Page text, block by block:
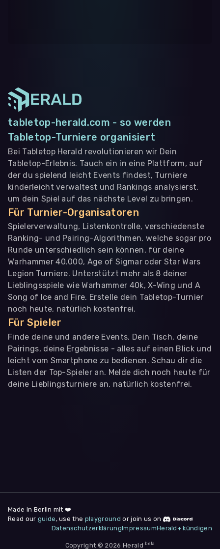
tabletop-herald.com - so werden
Tabletop-Turniere organisiert
Bei Tabletop Herald revolutionieren wir Dein
Tabletop-Erlebnis. Tauch ein in eine Plattform, auf
der du spielend leicht Events findest, Turniere
kinderleicht verwaltest und Rankings analysierst,
um dein Spiel auf das nächste Level zu bringen.
Für Turnier-Organisatoren
Spielerverwaltung, Listenkontrolle, verschiedenste
Ranking- und Pairing-Algorithmen, welche sogar pro
Runde unterschiedlich sein können, für deine
Warhammer 40.000, Age of Sigmar oder Star Wars
Legion Turniere. Unterstützt mehr als 8 deiner
Lieblingsspiele wie Warhammer 40k, X-Wing und A
Song of Ice and Fire. Erstelle dein Tabletop-Turnier
noch heute, natürlich kostenfrei.
Für Spieler
Finde deine und andere Events. Dein Tisch, deine
Pairings, deine Ergebnisse - alles auf einen Blick und
leicht vom Smartphone zu bedienen. Schau dir die
Listen der Top-Spieler an. Melde dich noch heute für
deine Lieblingsturniere an, natürlich kostenfrei.
deine Zustimmung jederzeit unter "
am Seitenende widerrufen.
Nur notwendige
Made in Berlin mit ❤️
Read our guide , use the playground or join us on
DatenschutzerklärungImpressumHerald+ kündigen
Copyright © 2026 Herald beta